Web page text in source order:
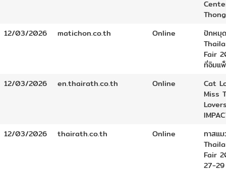
12/03/2026
matichon.co.th Online
ปักหมุ
Fair
ที่อิมแ
12/03/2026
en.thairath.co.th Online
Cat
Miss
12/03/2026
thairath.co.th Online
ทาสแ
Fair
27-